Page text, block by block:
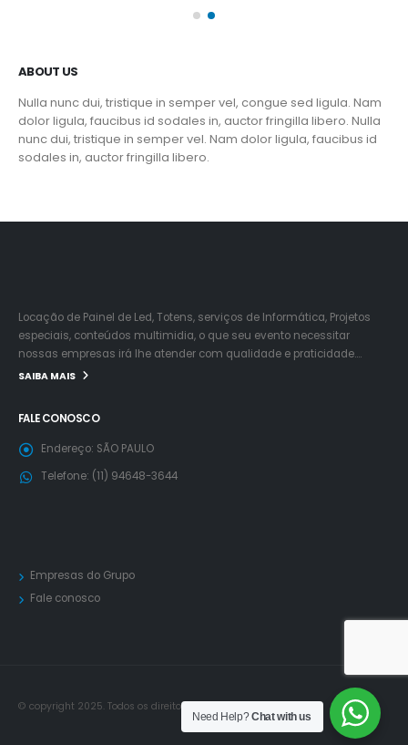
ABOUT US
Nulla nunc dui, tristique in semper vel, congue sed ligula. Nam
dolor ligula, faucibus id sodales in, auctor fringilla libero. Nulla
nunc dui, tristique in semper vel. Nam dolor ligula, faucibus id
sodales in, auctor fringilla libero.
Locação de Painel de Led, Totens, serviços de Informática, Projetos
especiais, conteúdos multimidia, o que seu evento necessitar
nossas empresas irá lhe atender com qualidade e praticidade….
SAIBA MAIS
FALE CONOSCO
Endereço: SÃO PAULO
Telefone: (11) 94648-3644
Empresas do Grupo
Fale conosco
© copyright 2025. Todos os direitos reservados.
Need Help?Chat with us